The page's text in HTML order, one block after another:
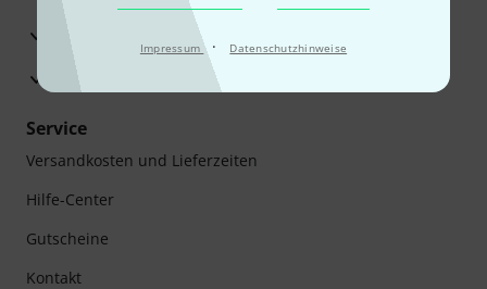
Impressum · Datenschutzhinweise
Zufriedenheitsgarantie
Europas größtes Versandlager
Service
Versandkosten und Lieferzeiten
Hilfe-Center
Gutscheine
Kontakt